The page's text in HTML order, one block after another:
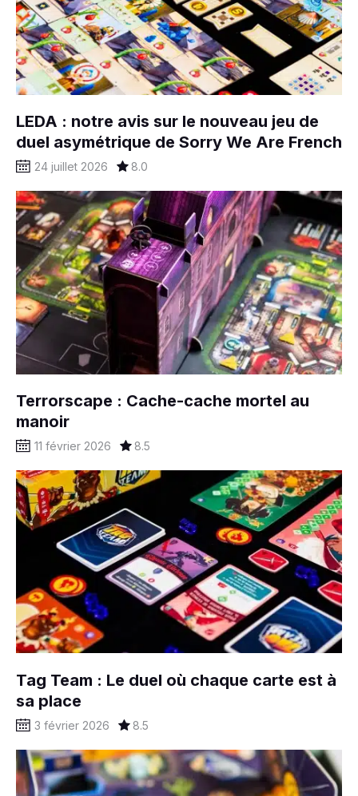
LEDA : notre avis sur le nouveau jeu de
duel asymétrique de Sorry We Are French
24 juillet 2026 8.0
Terrorscape : Cache-cache mortel au
manoir
11 février 2026 8.5
Tag Team : Le duel où chaque carte est à
sa place
3 février 2026 8.5